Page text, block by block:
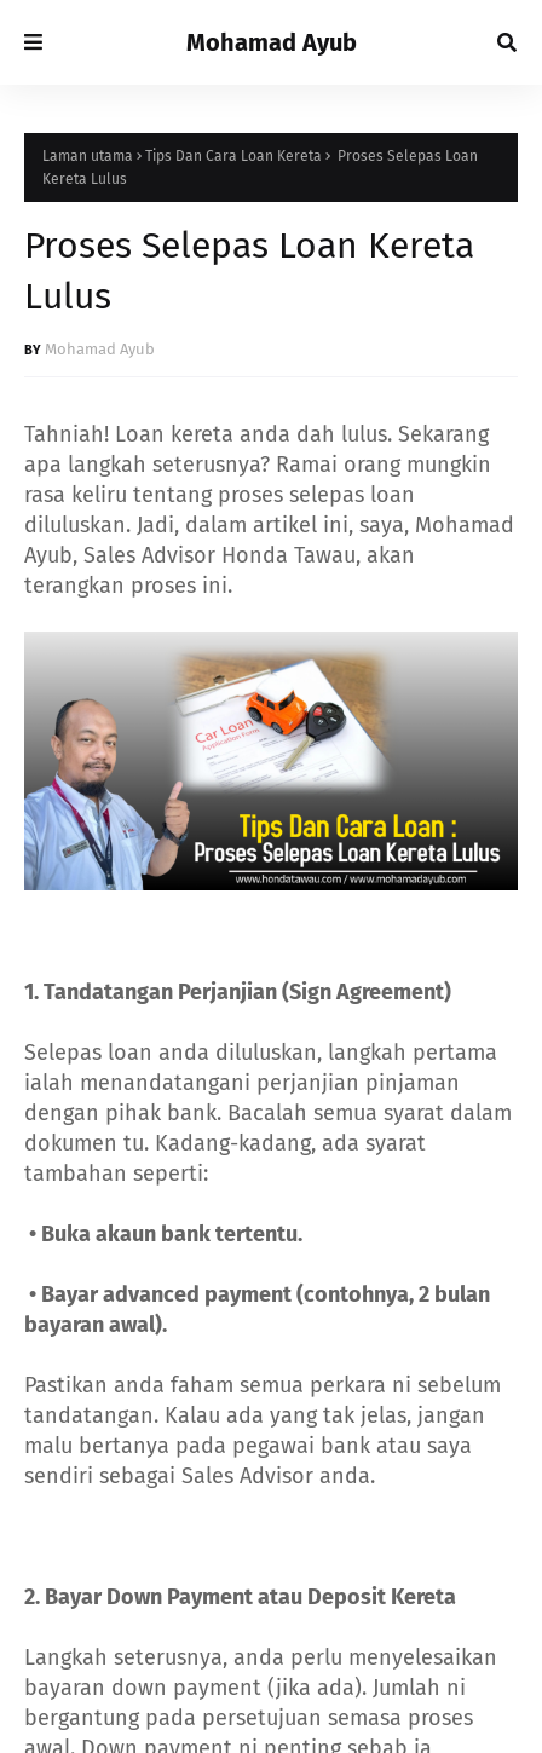
Mohamad Ayub
Laman utama Tips Dan Cara Loan Kereta
Proses Selepas Loan
Kereta Lulus
Proses Selepas Loan Kereta
Lulus
Mohamad Ayub
Tahniah! Loan kereta anda dah lulus. Sekarang
apa langkah seterusnya? Ramai orang mungkin
rasa keliru tentang proses selepas loan
diluluskan. Jadi, dalam artikel ini, saya, Mohamad
Ayub, Sales Advisor Honda Tawau, akan
terangkan proses ini.
1. Tandatangan Perjanjian (Sign Agreement)
Selepas loan anda diluluskan, langkah pertama
ialah menandatangani perjanjian pinjaman
dengan pihak bank. Bacalah semua syarat dalam
dokumen tu. Kadang-kadang, ada syarat
tambahan seperti:
• Buka akaun bank tertentu.
• Bayar advanced payment (contohnya, 2 bulan
bayaran awal).
Pastikan anda faham semua perkara ni sebelum
tandatangan. Kalau ada yang tak jelas, jangan
malu bertanya pada pegawai bank atau saya
sendiri sebagai Sales Advisor anda.
2. Bayar Down Payment atau Deposit Kereta
Langkah seterusnya, anda perlu menyelesaikan
bayaran down payment (jika ada). Jumlah ni
bergantung pada persetujuan semasa proses